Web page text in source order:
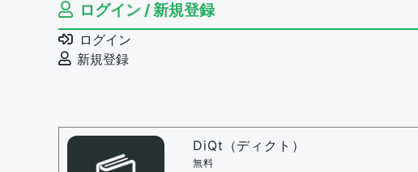
例文の編集権限を持つユーザー -
例文の編集を審査する
例文の削除を審査する
審査に対する投票権限を持つユーザー -
問題の編集権限を持つユーザー -
審査に対する投票権限を持つユーザー -
ログイン / 新規登録
ログイン
新規登録
DiQt（ディクト）
無料